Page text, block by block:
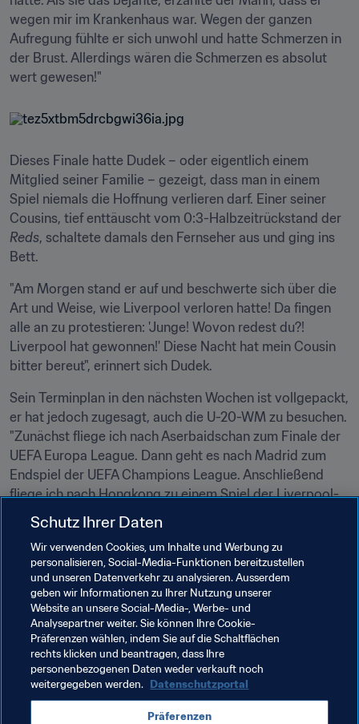
wegen mir im Krankenhaus war. Wegen der ganzen
Aufregung fühlte er sich unwohl und hatte Schmerzen in
der Brust. Allerdings wären die Schmerzen es absolut
wert gewesen!"
Dieses Finale hatte Dudek – oder eigentlich einem
Mitglied seiner Familie – gezeigt, dass man in einem
Spiel niemals die Hoffnung verlieren darf. Einer seiner
Reds, schaltete damals den Fernseher aus und ging ins
Bett.
"Am Morgen stand er auf und beschwerte sich über die
Art und Weise, wie Liverpool verloren hatte! Da fingen
alle an zu protestieren: 'Junge! Wovon redest du?!
Liverpool hat gewonnen!' Diese Nacht hat mein Cousin
bitter bereut", erinnert sich Dudek.
Sein Terminplan in den nächsten Wochen ist vollgepackt,
er hat jedoch zugesagt, auch die U-20-WM zu besuchen.
"Zunächst fliege ich nach Aserbaidschan zum Finale der
UEFA Europa League. Dann geht es nach Madrid zum
Endspiel der UEFA Champions League. Anschließend
fliege ich nach Hongkong zu einem Spiel der Liverpool-
Legenden gegen Borussia Dortmund. Danach bin ich in
Spanien bei einem Charity-Golf-Turnier, das von Pep
Guardiola organisiert wird. Aber ich habe noch Platz in
meinem Turnierkalender freigehalten und werde mir ein
Spiel der U-20-WM ansehen, denn dieses Turnier fesselt
mich wirklich!"
Verwandte Themen
FIFA U-20-Weltmeisterschaft Polen 2019™
Schutz Ihrer Daten
Wir verwenden Cookies, um Inhalte und Werbung zu
personalisieren, Social-Media-Funktionen bereitzustellen
und unseren Datenverkehr zu analysieren. Ausserdem
geben wir Informationen zu Ihrer Nutzung unserer
Website an unsere Social-Media-, Werbe- und
Analysepartner weiter. Sie können Ihre Cookie-
Präferenzen wählen, indem Sie auf die Schaltflächen
rechts klicken und beantragen, dass Ihre
personenbezogenen Daten weder verkauft noch
weitergegeben werden. Datenschutzportal
Präferenzen